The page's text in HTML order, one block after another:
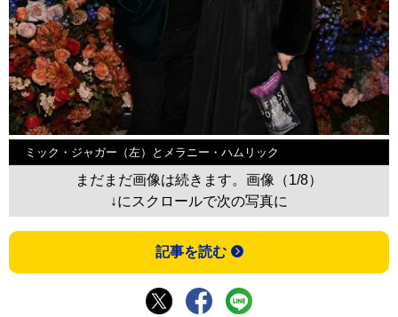
ミック・ジャガー（左）とメラニー・ハムリック
まだまだ画像は続きます。画像（1/8）
↓にスクロールで次の写真に
記事を読む